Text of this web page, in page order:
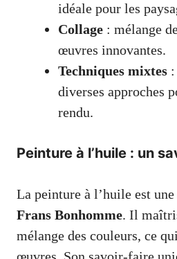
idéale pour les
Collage : mélange
œuvres innovantes.
Techniques mixtes
diverses approches
rendu.
Peinture à l’huile : un
La peinture à l’huile est
Frans Bonhomme. Il
mélange des couleurs, ce